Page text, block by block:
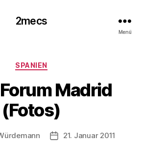
2mecs
Menü
Kategorien
SPANIEN
Madrid
(Fotos)
Beitragsdatum
21. Januar 2011